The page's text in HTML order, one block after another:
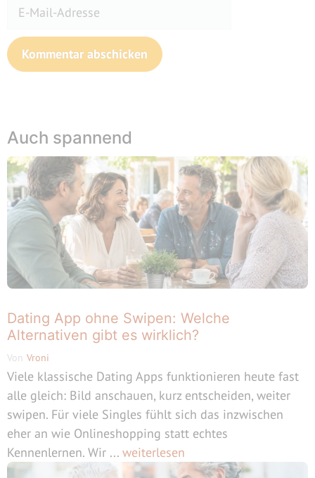
Adresse
Website
Auch spannend
Dating App ohne Swipen: Welche
Alternativen gibt es wirklich?
Von Vroni
Viele klassische Dating Apps funktionieren heute fast
alle gleich: Bild anschauen, kurz entscheiden, weiter
swipen. Für viele Singles fühlt sich das inzwischen
eher an wie Onlineshopping statt echtes
Kennenlernen. Wir ... weiterlesen